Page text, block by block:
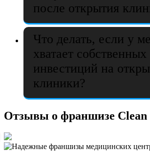
после открытия
Что делать, если у
хватает собственных
инвестиций на
клиники?
Отзывы о франшизе Clean